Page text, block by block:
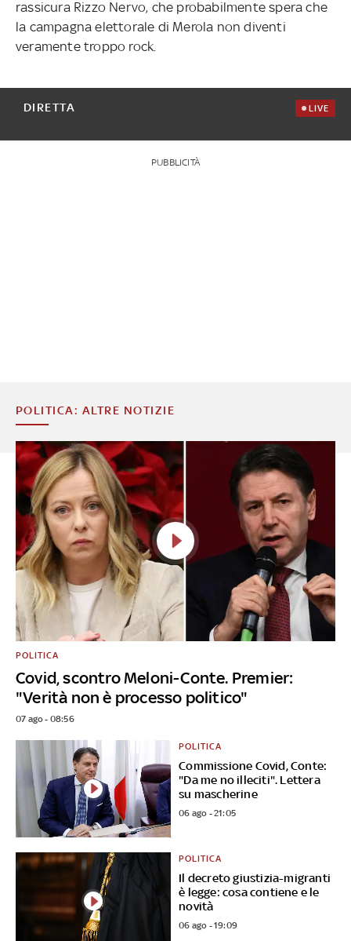
rassicura Rizzo Nervo, che probabilmente spera che
la campagna elettorale di Merola non diventi
veramente troppo rock.
DIRETTA LIVE
PUBBLICITÀ
POLITICA: ALTRE NOTIZIE
Covid, scontro Meloni-Conte. Premier:
"Verità non è processo politico"
POLITICA
07 ago - 08:56
Commissione Covid, Conte:
"Da me no illeciti". Lettera
su mascherine
POLITICA
06 ago - 21:05
Il decreto giustizia-migranti
è legge: cosa contiene e le
novità
POLITICA
06 ago - 19:09